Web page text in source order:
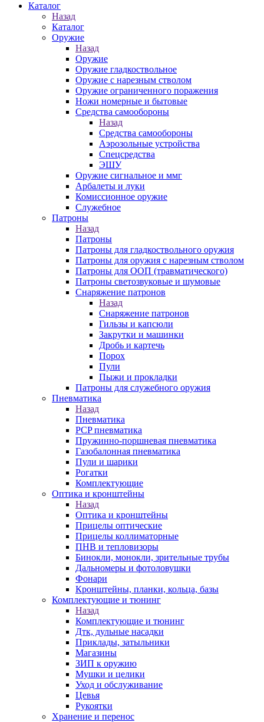
Каталог
Назад
Каталог
Оружие
Назад
Оружие
Оружие гладкоствольное
Оружие с нарезным стволом
Оружие ограниченного поражения
Ножи номерные и бытовые
Средства самообороны
Назад
Средства самообороны
Аэрозольные устройства
Спецсредства
ЭШУ
Оружие сигнальное и ммг
Арбалеты и луки
Комиссионное оружие
Служебное
Патроны
Назад
Патроны
Патроны для гладкоствольного оружия
Патроны для оружия с нарезным стволом
Патроны для ООП (травматического)
Патроны светозвуковые и шумовые
Снаряжение патронов
Назад
Снаряжение патронов
Гильзы и капсюли
Закрутки и машинки
Дробь и картечь
Порох
Пули
Пыжи и прокладки
Патроны для служебного оружия
Пневматика
Назад
Пневматика
PCP пневматика
Пружинно-поршневая пневматика
Газобалонная пневматика
Пули и шарики
Рогатки
Комплектующие
Оптика и кронштейны
Назад
Оптика и кронштейны
Прицелы оптические
Прицелы коллиматорные
ПНВ и тепловизоры
Бинокли, монокли, зрительные трубы
Дальномеры и фотоловушки
Фонари
Кронштейны, планки, кольца, базы
Комплектующие и тюнинг
Назад
Комплектующие и тюнинг
Дтк, дульные насадки
Приклады, затыльники
Магазины
ЗИП к оружию
Мушки и целики
Уход и обслуживание
Цевья
Рукоятки
Хранение и перенос